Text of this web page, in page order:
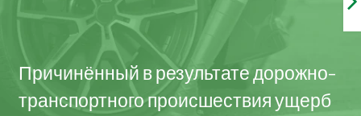
Причинённый в результате дорожно-
транспортного происшествия ущерб